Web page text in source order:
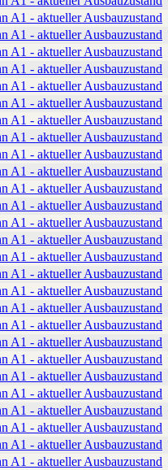
A1 - aktueller Ausbauzustand
A1 - aktueller Ausbauzustand
A1 - aktueller Ausbauzustand
A1 - aktueller Ausbauzustand
A1 - aktueller Ausbauzustand
A1 - aktueller Ausbauzustand
A1 - aktueller Ausbauzustand
A1 - aktueller Ausbauzustand
A1 - aktueller Ausbauzustand
A1 - aktueller Ausbauzustand
A1 - aktueller Ausbauzustand
A1 - aktueller Ausbauzustand
A1 - aktueller Ausbauzustand
A1 - aktueller Ausbauzustand
A1 - aktueller Ausbauzustand
A1 - aktueller Ausbauzustand
A1 - aktueller Ausbauzustand
A1 - aktueller Ausbauzustand
A1 - aktueller Ausbauzustand
A1 - aktueller Ausbauzustand
A1 - aktueller Ausbauzustand
A1 - aktueller Ausbauzustand
A1 - aktueller Ausbauzustand
A1 - aktueller Ausbauzustand
A1 - aktueller Ausbauzustand
A1 - aktueller Ausbauzustand
A1 - aktueller Ausbauzustand